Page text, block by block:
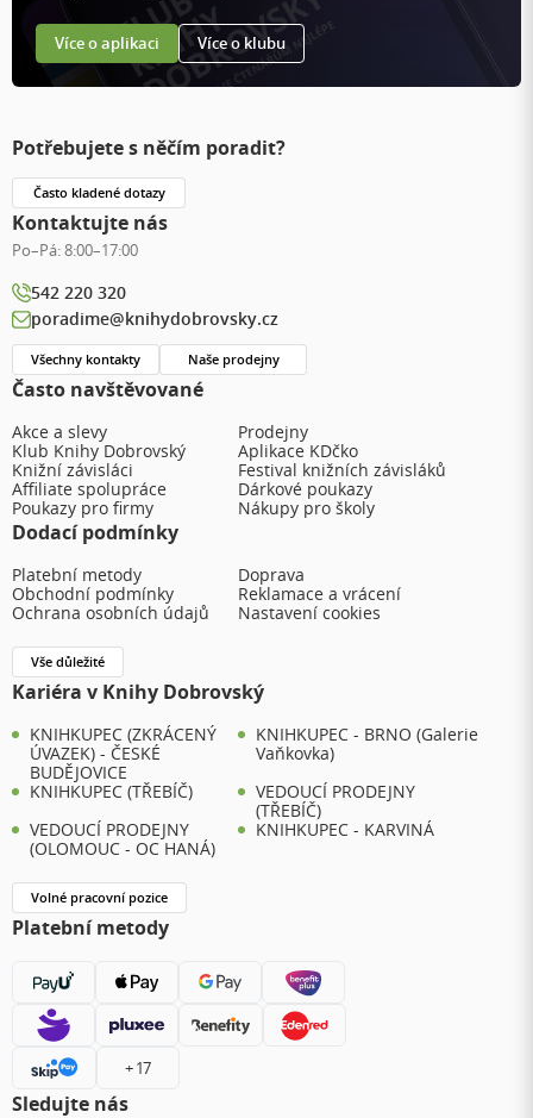
Více o aplikaci Více o klubu
Často navštěvované
Akce a slevy
Prodejny
Klub Knihy Dobrovský
Aplikace KDčko
Knižní závisláci
Festival knižních závisláků
Affiliate spolupráce
Dárkové poukazy
Poukazy pro firmy
Nákupy pro školy
Dodací podmínky
Platební metody
Doprava
Obchodní podmínky
Reklamace a vrácení
Ochrana osobních údajů
Nastavení cookies
Vše důležité
Kariéra v Knihy Dobrovský
KNIHKUPEC (ZKRÁCENÝ
ÚVAZEK) - ČESKÉ
BUDĚJOVICE
KNIHKUPEC - BRNO (Galerie
Vaňkovka)
KNIHKUPEC (TŘEBÍČ)
VEDOUCÍ PRODEJNY
(TŘEBÍČ)
VEDOUCÍ PRODEJNY
(OLOMOUC - OC HANÁ)
KNIHKUPEC - KARVINÁ
Volné pracovní pozice
Platební metody
+ 17
Sledujte nás
Potřebujete s něčím poradit?
Často kladené dotazy
Kontaktujte nás
Po–Pá:8:00–17:00
542 220 320
poradime@knihydobrovsky.cz
Všechny kontakty Naše prodejny